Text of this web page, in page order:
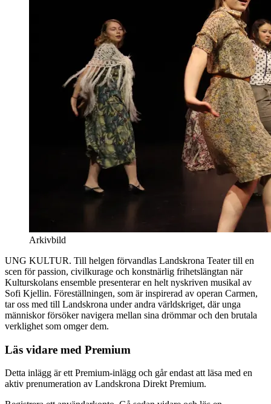
Arkivbild
UNG KULTUR. Till helgen förvandlas Landskrona Teater till en
scen för passion, civilkurage och konstnärlig frihetslängtan när
Kulturskolans ensemble presenterar en helt nyskriven musikal av
Sofi Kjellin. Föreställningen, som är inspirerad av operan Carmen,
tar oss med till Landskrona under andra världskriget, där unga
människor försöker navigera mellan sina drömmar och den brutala
verklighet som omger dem.
Läs vidare med Premium
Detta inlägg är ett Premium-inlägg och går endast att läsa med en
aktiv prenumeration av Landskrona Direkt Premium.